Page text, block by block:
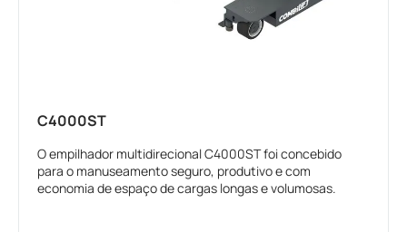
C4000ST
O empilhador multidirecional C4000ST foi concebido
para o manuseamento seguro, produtivo e com
economia de espaço de cargas longas e volumosas.